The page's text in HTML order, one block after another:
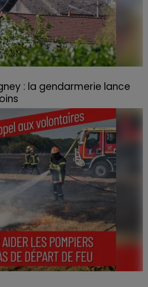
: la gendarmerie lance
avant de se propager au
avait détruit deux habitations et
d'une centaine de personnes.